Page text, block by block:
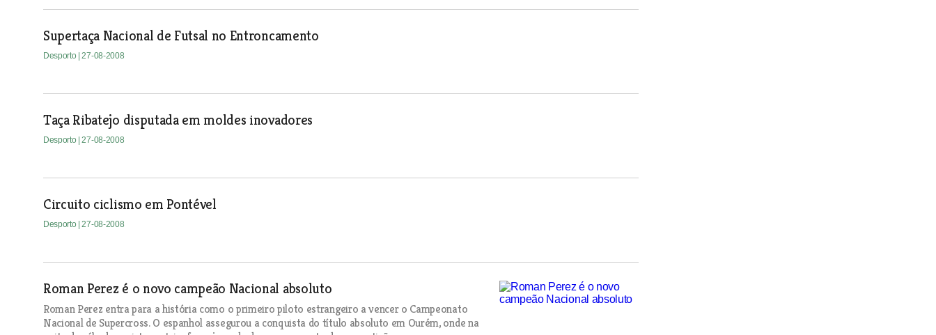
Supertaça Nacional de Futsal no Entroncamento
Desporto | 27-08-2008
Taça Ribatejo disputada em moldes inovadores
Desporto | 27-08-2008
Circuito ciclismo em Pontével
Desporto | 27-08-2008
Roman Perez é o novo campeão Nacional absoluto
Roman Perez entra para a história como o primeiro piloto estrangeiro a vencer o Campeonato
Nacional de Supercross. O espanhol assegurou a conquista do título absoluto em Ourém, onde na